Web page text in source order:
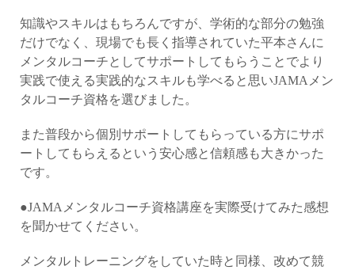
知識やスキルはもちろんですが、学術的な部分の勉強
だけでなく、現場でも長く指導されていた平本さんに
メンタルコーチとしてサポートしてもらうことでより
実践で使える実践的なスキルも学べると思いJAMAメン
タルコーチ資格を選びました。
また普段から個別サポートしてもらっている方にサポ
ートしてもらえるという安心感と信頼感も大きかった
です。
●JAMAメンタルコーチ資格講座を実際受けてみた感想
を聞かせてください。
メンタルトレーニングをしていた時と同様、改めて競